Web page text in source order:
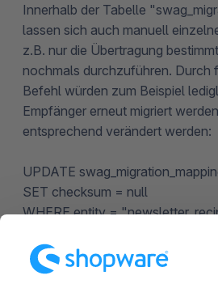
Innerhalb der Tabelle
lassen sich auch manuell
z.B. nur die Übertragung
nochmals durchzuführen. Durch
Befehl würden zum Beispiel
Empfänger erneut migriert
entsprechend verändert werden:
UPDATE
SET checksum = null
WHERE entity =